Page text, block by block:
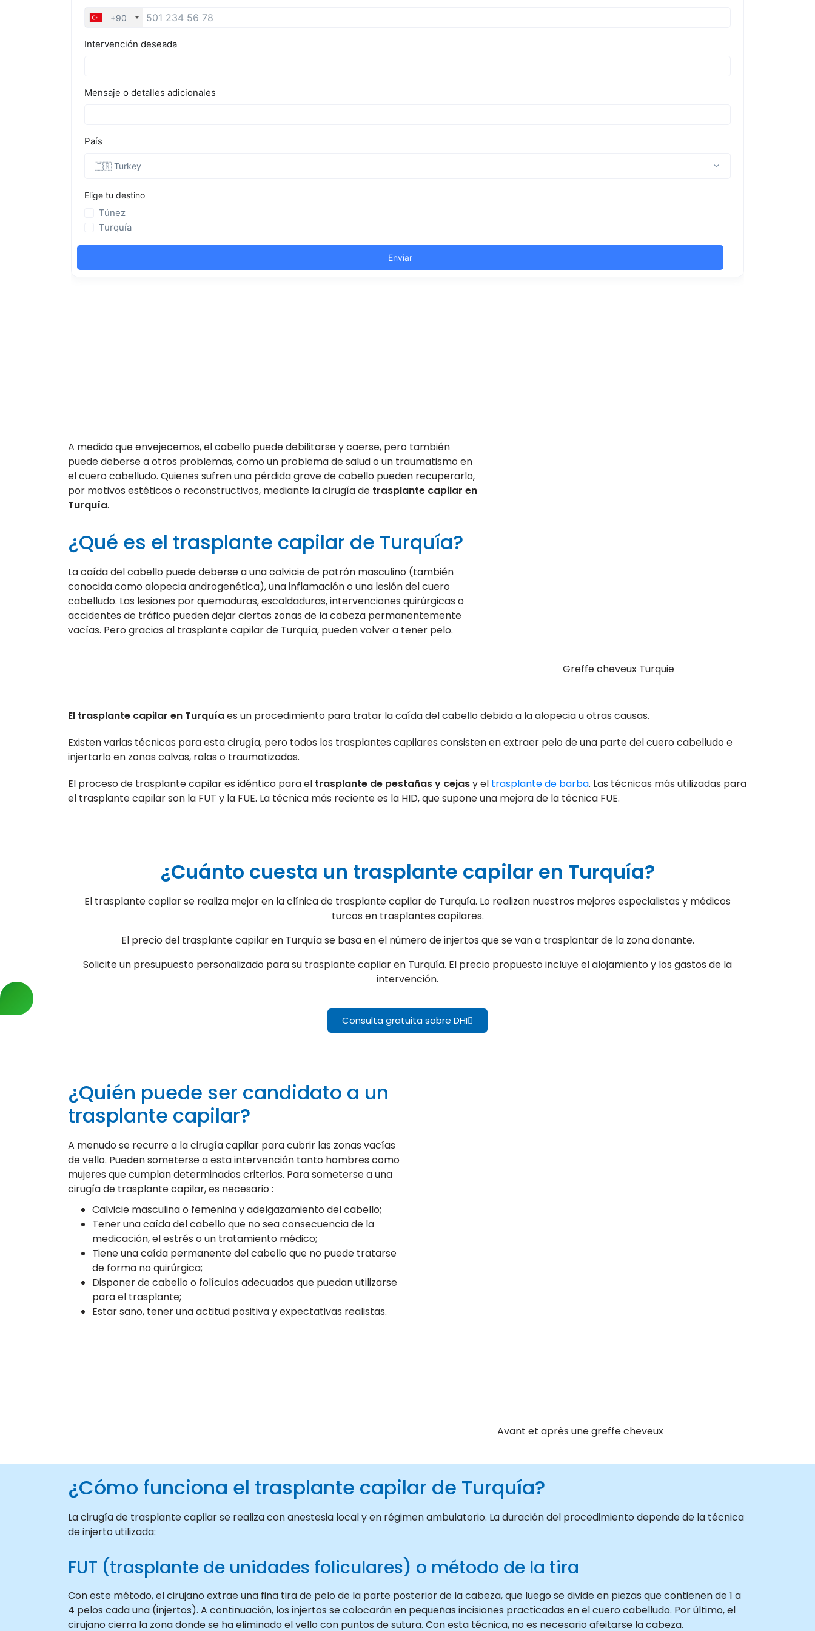
A medida que envejecemos, el cabello puede debilitarse y caerse, pero también
puede deberse a otros problemas, como un problema de salud o un traumatismo en
el cuero cabelludo. Quienes sufren una pérdida grave de cabello pueden recuperarlo,
por motivos estéticos o reconstructivos, mediante la cirugía de trasplante capilar en
Turquía.
¿Qué es el trasplante capilar de Turquía?
La caída del cabello puede deberse a una calvicie de patrón masculino (también
conocida como alopecia androgenética), una inflamación o una lesión del cuero
cabelludo. Las lesiones por quemaduras, escaldaduras, intervenciones quirúrgicas o
accidentes de tráfico pueden dejar ciertas zonas de la cabeza permanentemente
vacías. Pero gracias al trasplante capilar de Turquía, pueden volver a tener pelo.
Greffe cheveux Turquie
El trasplante capilar en Turquíaes un procedimiento para tratar la caída del cabello debida a la alopecia u otras causas.
Existen varias técnicas para esta cirugía, pero todos los trasplantes capilares consisten en extraer pelo de una parte del cuero cabelludo e
injertarlo en zonas calvas, ralas o traumatizadas.
El proceso de trasplante capilar es idéntico para el trasplante de pestañas y cejasy el trasplante de barba. Las técnicas más utilizadas para
el trasplante capilar son la FUT y la FUE. La técnica más reciente es la HID, que supone una mejora de la técnica FUE.
¿Cuánto cuesta un trasplante capilar en Turquía?
El trasplante capilar se realiza mejor en la clínica de trasplante capilar de Turquía. Lo realizan nuestros mejores especialistas y médicos
turcos en trasplantes capilares.
El precio del trasplante capilar en Turquía se basa en el número de injertos que se van a trasplantar de la zona donante.
Solicite un presupuesto personalizado para su trasplante capilar en Turquía. El precio propuesto incluye el alojamiento y los gastos de la
intervención.
Consulta gratuita sobre DHI
¿Quién puede ser candidato a un
trasplante capilar?
A menudo se recurre a la cirugía capilar para cubrir las zonas vacías
de vello. Pueden someterse a esta intervención tanto hombres como
mujeres que cumplan determinados criterios. Para someterse a una
cirugía de trasplante capilar, es necesario :
Calvicie masculina o femenina y adelgazamiento del cabello;
Tener una caída del cabello que no sea consecuencia de la
medicación, el estrés o un tratamiento médico;
Tiene una caída permanente del cabello que no puede tratarse
de forma no quirúrgica;
Disponer de cabello o folículos adecuados que puedan utilizarse
para el trasplante;
Estar sano, tener una actitud positiva y expectativas realistas.
Avant et après une greffe cheveux
¿Cómo funciona el trasplante capilar de Turquía?
La cirugía de trasplante capilar se realiza con anestesia local y en régimen ambulatorio. La duración del procedimiento depende de la técnica
de injerto utilizada:
FUT (trasplante de unidades foliculares) o método de la tira
Con este método, el cirujano extrae una fina tira de pelo de la parte posterior de la cabeza, que luego se divide en piezas que contienen de 1 a
4 pelos cada una (injertos). A continuación, los injertos se colocarán en pequeñas incisiones practicadas en el cuero cabelludo. Por último, el
cirujano cierra la zona donde se ha eliminado el vello con puntos de sutura. Con esta técnica, no es necesario afeitarse la cabeza.